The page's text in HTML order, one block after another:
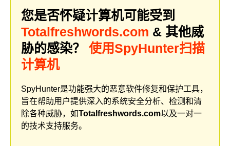
您是否怀疑计算机可能受到
Totalfreshwords.com & 其他威
胁的感染？ 使用SpyHunter扫描
计算机
SpyHunter是功能强大的恶意软件修复和保护工具，
旨在帮助用户提供深入的系统安全分析、检测和清
除各种威胁，如Totalfreshwords.com以及一对一
的技术支持服务。